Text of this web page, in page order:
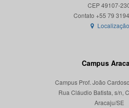
CEP 49107-
Localização
Campus
Campus Prof. João
Rua Cláudio Batista, s/n,
Aracaju/SE